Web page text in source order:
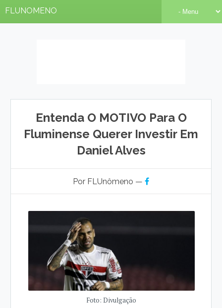
FLUNOMENO
Entenda O MOTIVO Para O
Fluminense Querer Investir Em
Daniel Alves
Por FLUnômeno —
Foto: Divulgação